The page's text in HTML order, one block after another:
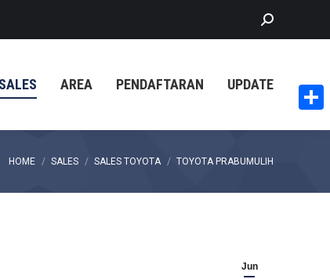
Search:
SALES AREA PENDAFTARAN UPDATE
You are here:
HOME SALES SALES TOYOTA TOYOTA PRABUMULIH
Jun